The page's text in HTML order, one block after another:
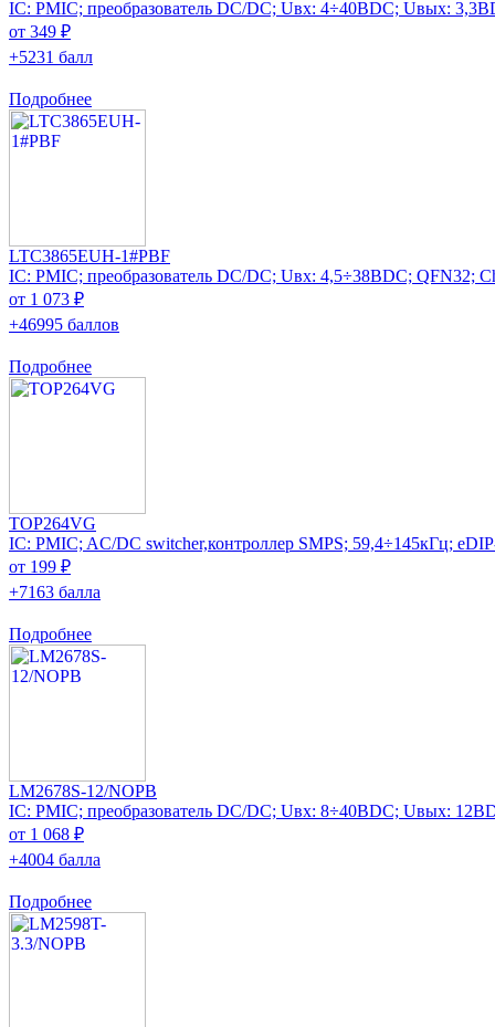
IC: PMIC; преобразователь DC/DC; Uвх: 4÷40ВDC; Uвых:
от 349 ₽
+5231 балл
Подробнее
LTC3865EUH-1#PBF
IC: PMIC; преобразователь DC/DC; Uвх: 4,5÷38ВDC; QFN32;
от 1 073 ₽
+46995 баллов
Подробнее
TOP264VG
IC: PMIC; AC/DC switcher,контроллер SMPS; 59,4÷145кГц;
от 199 ₽
+7163 балла
Подробнее
LM2678S-12/NOPB
IC: PMIC; преобразователь DC/DC; Uвх: 8÷40ВDC; Uвых:
от 1 068 ₽
+4004 балла
Подробнее